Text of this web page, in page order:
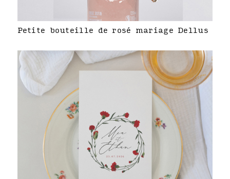
Petite bouteille de rosé mariage Dellus